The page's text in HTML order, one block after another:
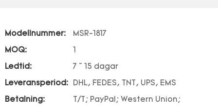
Modellnummer: MSR-1817
MOQ:
Ledtid: 7 ~ 15 dagar
Leveransperiod: DHL, FEDES, TNT, UPS, EMS
Betalning: T/T; PayPal; Western Union;